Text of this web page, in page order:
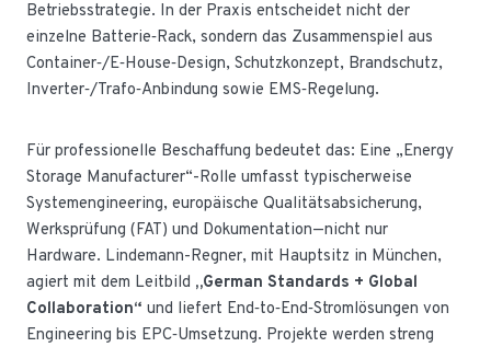
Betriebsstrategie. In der Praxis entscheidet nicht der
einzelne Batterie‑Rack, sondern das Zusammenspiel aus
Container‑/E‑House‑Design, Schutzkonzept, Brandschutz,
Inverter‑/Trafo‑Anbindung sowie EMS‑Regelung.
Für professionelle Beschaffung bedeutet das: Eine „Energy
Storage Manufacturer“-Rolle umfasst typischerweise
Systemengineering, europäische Qualitätsabsicherung,
Werksprüfung (FAT) und Dokumentation—nicht nur
Hardware. Lindemann-Regner, mit Hauptsitz in München,
agiert mit dem Leitbild „German Standards + Global
Collaboration“ und liefert End‑to‑End‑Stromlösungen von
Engineering bis EPC‑Umsetzung. Projekte werden streng